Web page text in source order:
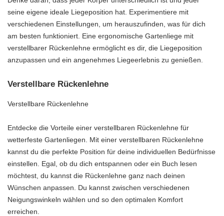
seine eigene ideale Liegeposition hat. Experimentiere mit
verschiedenen Einstellungen, um herauszufinden, was für dich
am besten funktioniert. Eine ergonomische Gartenliege mit
verstellbarer Rückenlehne ermöglicht es dir, die Liegeposition
anzupassen und ein angenehmes Liegeerlebnis zu genießen.
Verstellbare Rückenlehne
Verstellbare Rückenlehne
Entdecke die Vorteile einer verstellbaren Rückenlehne für
wetterfeste Gartenliegen. Mit einer verstellbaren Rückenlehne
kannst du die perfekte Position für deine individuellen Bedürfnisse
einstellen. Egal, ob du dich entspannen oder ein Buch lesen
möchtest, du kannst die Rückenlehne ganz nach deinen
Wünschen anpassen. Du kannst zwischen verschiedenen
Neigungswinkeln wählen und so den optimalen Komfort
erreichen.